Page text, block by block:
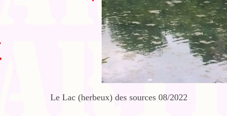
Le Lac (herbeux) des sources 08/2022